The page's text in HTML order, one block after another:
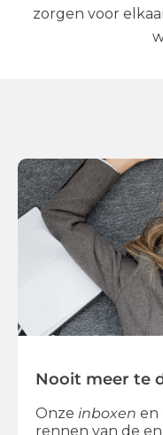
zorgen voor
Nooit meer te
Onze inboxen en
rennen van de